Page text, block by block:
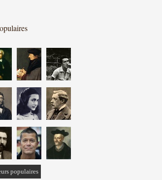
populaires